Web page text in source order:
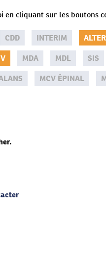
en cliquant sur les boutons
CDD INTERIM
MDA MDL
SIS
MCV ÉPINAL